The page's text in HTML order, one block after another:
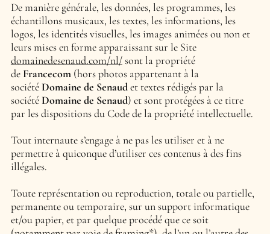
De manière générale, les données, les programmes, les
échantillons musicaux, les textes, les informations, les
logos, les identités visuelles, les images animées ou non et
leurs mises en forme apparaissant sur le Site
domainedesenaud.com/nl/sont la propriété
de Francecom(hors photos appartenant à la
sociétéDomaine de Senaudet textes rédigés par la
sociétéDomaine de Senaud) et sont protégées à ce titre
par les dispositions du Code de la propriété intellectuelle.
Tout internaute s’engage à ne pas les utiliser et à ne
permettre à quiconque d’utiliser ces contenus à des fins
illégales.
Toute représentation ou reproduction, totale ou partielle,
permanente ou temporaire, sur un support informatique
et/ou papier, et par quelque procédé que ce soit